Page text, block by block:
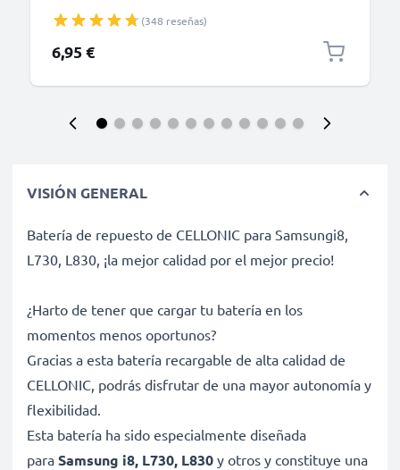
Cable de Carga y Datos 1.5m negro PVC
(348 reseñas)
6,95 €
VISIÓN GENERAL
Batería de repuesto de CELLONIC para Samsungi8,
L730, L830, ¡la mejor calidad por el mejor precio!
¿Harto de tener que cargar tu batería en los
momentos menos oportunos?
Gracias a esta batería recargable de alta calidad de
CELLONIC, podrás disfrutar de una mayor autonomía y
flexibilidad.
Esta batería ha sido especialmente diseñada
para Samsung i8, L730, L830 y otros y constituye una